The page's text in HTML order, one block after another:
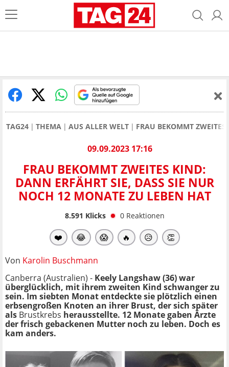
TAG24 THEMA AUS ALLER WELT FRAU BEKOMMT
09.09.2023 17:16
FRAU BEKOMMT ZWEITES KIND:
DANN ERFÄHRT SIE, DASS SIE NUR
NOCH 12 MONATE ZU LEBEN HAT
8.591 Klicks 0 Reaktionen
❤️ 😂 😱 🔥 😥 👏
Von Karolin Buschmann
Canberra (Australien) - Keely Langshaw (36) war
überglücklich, mit ihrem zweiten Kind schwanger zu
sein. Im siebten Monat entdeckte sie plötzlich einen
erbsengroßen Knoten an ihrer Brust, der sich später
als Brustkrebs herausstellte. 12 Monate gaben Ärzte
der frisch gebackenen Mutter noch zu leben. Doch es
kam anders.